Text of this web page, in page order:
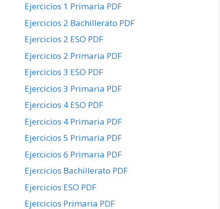
Ejercicios 1 Primaria PDF
Ejercicios 2 Bachillerato PDF
Ejercicios 2 ESO PDF
Ejercicios 2 Primaria PDF
Ejercicios 3 ESO PDF
Ejercicios 3 Primaria PDF
Ejercicios 4 ESO PDF
Ejercicios 4 Primaria PDF
Ejercicios 5 Primaria PDF
Ejercicios 6 Primaria PDF
Ejercicios Bachillerato PDF
Ejercicios ESO PDF
Ejercicios Primaria PDF